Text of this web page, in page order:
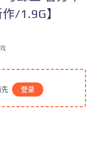
/1.9G】
先 登录